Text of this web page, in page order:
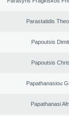
Parastatidis
Papoutsis
Papoutsis
Papathanasiou
Papathanasi